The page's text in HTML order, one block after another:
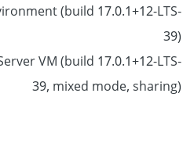
(build 17.0.1+12-LTS-
39)
VM (build 17.0.1+12-LTS-
39, mixed mode, sharing)